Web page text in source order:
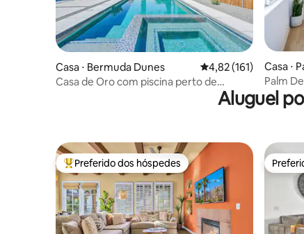
Casa ⋅ Bermuda Dunes 4,82 de uma
4,82 (161)
Casa de Oro com piscina perto de
Casa ⋅
Palm
Aluguel
Entre os melhores preferidos dos hóspedes
Preferido dos hóspedes